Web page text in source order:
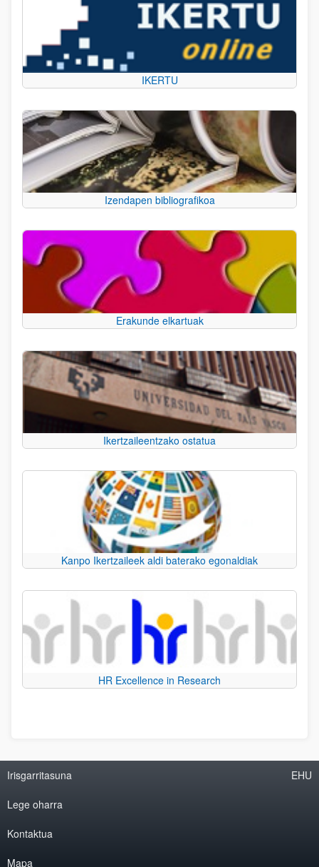
IKERTU
Izendapen bibliografikoa
Erakunde elkartuak
Ikertzaileentzako ostatua
Kanpo Ikertzaileek aldi baterako egonaldiak
HR Excellence in Research
Irisgarritasuna
Lege oharra
Kontaktua
Mapa
EHU